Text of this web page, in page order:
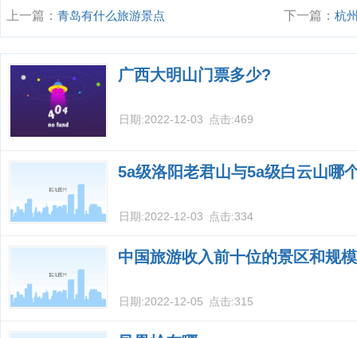
上一篇： 青岛有什么旅游景点 下一篇：杭
么？
广西大明山门票多少?
日期:2022-12-03 点击:469
5a级洛阳老君山与5a级白云山哪
日期:2022-12-03 点击:334
中国旅游收入前十位的景区和规
日期:2022-12-05 点击:315